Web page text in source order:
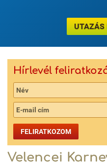
UTAZÁS
Hírlevél
FELIRATKOZOM
Velencei